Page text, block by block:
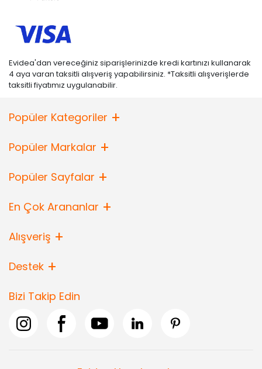
olabilir. Birçok bardak türlerinden biri olan ayaklı bardaklar, çeşitli
Evidea'dan vereceğiniz siparişlerinizde kredi kartınızı kullanarak
4 aya varan taksitli alışveriş yapabilirsiniz. *Taksitli alışverişlerde
taksitli fiyatımız uygulanabilir.
Popüler Kategoriler
Popüler Markalar
Popüler Sayfalar
En Çok Arananlar
Alışveriş
Destek
Bizi Takip Edin